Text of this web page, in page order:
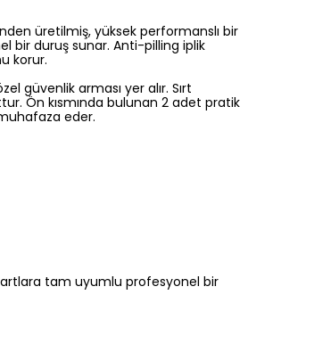
üretilmiş, yüksek performanslı bir
bir duruş sunar. Anti-pilling iplik
korur.
güvenlik arması yer alır. Sırt
Ön kısmında bulunan 2 adet pratik
muhafaza eder.
tam uyumlu profesyonel bir